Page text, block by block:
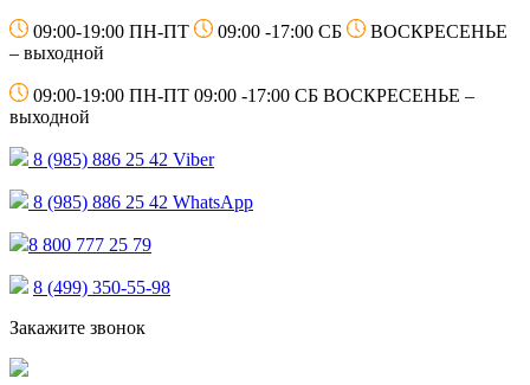
09:00-19:00 ПН-ПТ 09:00 -17:00 СБ
ВОСКРЕСЕНЬЕ
– выходной
09:00-19:00 ПН-ПТ 09:00 -17:00 СБ ВОСКРЕСЕНЬЕ –
выходной
8 (985) 886 25 42 Viber
8 (985) 886 25 42 WhatsApp
8 800 777 25 79
8 (499) 350-55-98
Закажите звонок